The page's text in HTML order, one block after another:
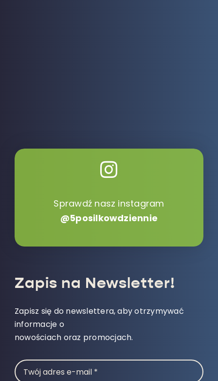
Sprawdź nasz instagram
@5posilkowdziennie
Zapis na Newsletter!
Zapisz się do newslettera, aby otrzymywać
informacje o
nowościach oraz promocjach.